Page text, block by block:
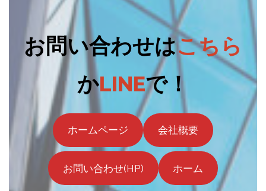
お問い合わせはこちら
かLINEで！
ホームページ 会社概要
お問い合わせ(HP) ホーム